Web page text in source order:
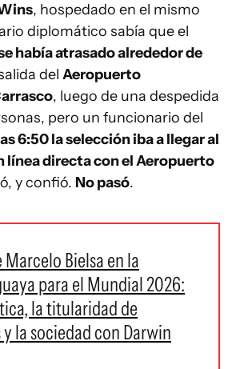
, hospedado en el mismo
diplomático sabía que el
había atrasado alrededor de
del Aeropuerto
, luego de una despedida
pero un funcionario del
6:50 la selección iba a llegar al
línea directa con el Aeropuerto
y confió. No pasó.
Marcelo Bielsa en la
para el Mundial 2026:
la titularidad de
la sociedad con Darwin